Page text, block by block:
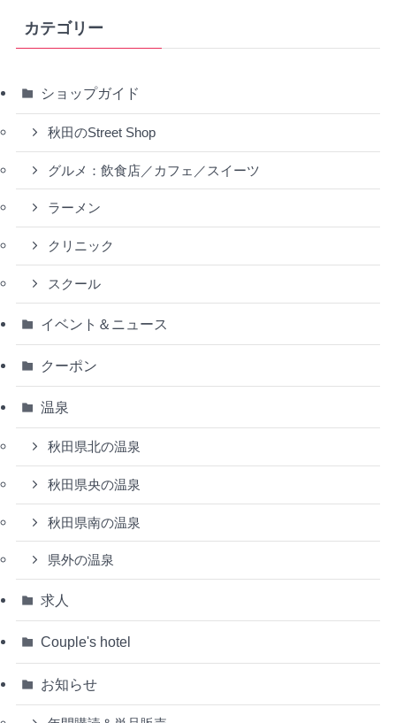
カテゴリー
ショップガイド
秋田のStreet Shop
グルメ：飲食店／カフェ／スイーツ
ラーメン
クリニック
スクール
イベント＆ニュース
クーポン
温泉
秋田県北の温泉
秋田県央の温泉
秋田県南の温泉
県外の温泉
求人
Couple's hotel
お知らせ